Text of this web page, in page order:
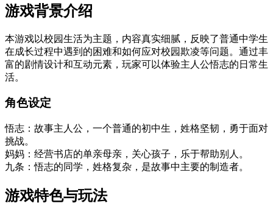
游戏背景介绍
本游戏以校园生活为主题，内容真实细腻，反映了普通中学生
在成长过程中遇到的困难和如何应对校园欺凌等问题。通过丰
富的剧情设计和互动元素，玩家可以体验主人公悟志的日常生
活。
角色设定
悟志：故事主人公，一个普通的初中生，姓格坚韧，勇于面对
挑战。
妈妈：经营书店的单亲母亲，关心孩子，乐于帮助别人。
九条：悟志的同学，姓格复杂，是故事中主要的制造者。
游戏特色与玩法